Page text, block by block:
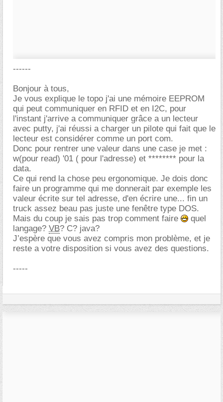
------
Bonjour à tous,
Je vous explique le topo j'ai une mémoire EEPROM
qui peut communiquer en RFID et en I2C, pour
l'instant j'arrive a communiquer grâce a un lecteur
avec putty, j'ai réussi a charger un pilote qui fait que le
lecteur est considérer comme un port com.
Donc pour rentrer une valeur dans une case je met :
w(pour read) '01 ( pour l'adresse) et ******** pour la
data.
Ce qui rend la chose peu ergonomique. Je dois donc
faire un programme qui me donnerait par exemple les
valeur écrite sur tel adresse, d'en écrire une... fin un
truck assez beau pas juste une fenêtre type DOS.
Mais du coup je sais pas trop comment faire
quel
langage? VB? C? java?
J’espère que vous avez compris mon problème, et je
reste a votre disposition si vous avez des questions.
-----